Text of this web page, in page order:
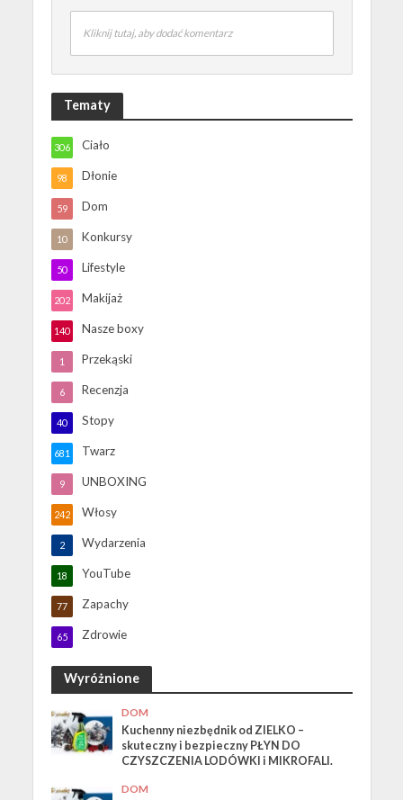
Kliknij tutaj, aby dodać komentarz
Tematy
Ciało
306
Dłonie
98
Dom
59
Konkursy
10
Lifestyle
50
Makijaż
202
Nasze boxy
140
Przekąski
1
Recenzja
6
Stopy
40
Twarz
681
UNBOXING
9
Włosy
242
Wydarzenia
2
YouTube
18
Zapachy
77
Zdrowie
65
Wyróżnione
DOM
Kuchenny niezbędnik od ZIELKO –
skuteczny i bezpieczny PŁYN DO
CZYSZCZENIA LODÓWKI i MIKROFALI.
DOM